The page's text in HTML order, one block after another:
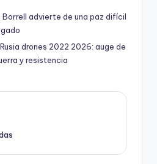
Borrell advierte de una paz difícil
drones 2022 2026: auge de
y resistencia